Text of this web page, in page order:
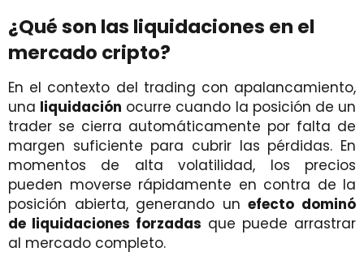
¿Qué son las liquidaciones en el
mercado cripto?
En el contexto del trading con apalancamiento,
una liquidación ocurre cuando la posición de un
trader se cierra automáticamente por falta de
margen suficiente para cubrir las pérdidas. En
momentos de alta volatilidad, los precios
pueden moverse rápidamente en contra de la
posición abierta, generando unefecto dominó
de liquidaciones forzadas que puede arrastrar
al mercado completo.